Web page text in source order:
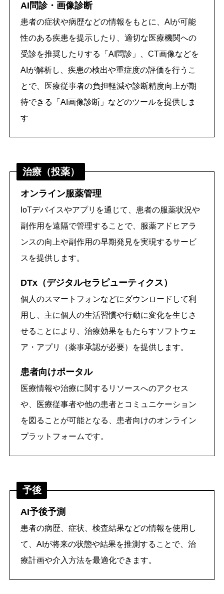
AI問診・画像診断
患者の症状や病歴などの情報をもとに、AIが可能
性のある疾患を提示したり、適切な医療機関への
受診を推奨したりする「AI問診」、CT画像などを
AIが解析し、疾患の検出や重症度の評価を行うこ
とで、医療従事者の負担軽減や診断精度向上が期
待できる「AI画像診断」などのツールを提供しま
す
治療（投薬）
オンライン服薬管理
IoTデバイスやアプリを通じて、患者の服薬状況や
副作用を遠隔で管理することで、服薬アドヒアラ
ンスの向上や副作用の早期発見を実現するサービ
スを提供します。
DTx（デジタルセラピューティクス）
個人のスマートフォンなどにダウンロードして利
用し、主に個人の生活習慣や行動に変化を生じさ
せることにより、治療効果をもたらすソフトウェ
ア・アプリ（薬事承認が必要）を提供します。
患者向けポータル
医療情報や治療に関するリソースへのアクセス
や、医療従事者や他の患者とコミュニケーション
を図ることが可能となる、患者向けのオンライン
プラットフォームです。
予後
AI予後予測
患者の病歴、症状、検査結果などの情報を使用し
て、AIが将来の状態や結果を推測することで、治
療計画や介入方法を最適化できます。